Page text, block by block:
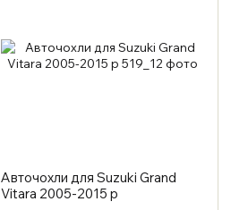
Авточохли для Suzuki Grand
Vitara 2005-2015 р